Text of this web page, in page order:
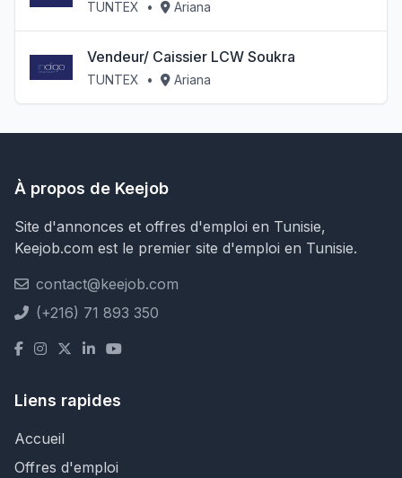
TUNTEX • Ariana
Vendeur/ Caissier LCW Soukra
TUNTEX • Ariana
À propos de Keejob
Site d'annonces et offres d'emploi en Tunisie,
Keejob.com est le premier site d'emploi en Tunisie.
contact@keejob.com
(+216) 71 893 350
Liens rapides
Accueil
Offres d'emploi